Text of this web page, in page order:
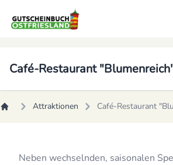
Café-Restaurant
Attraktionen Café-Restaurant
Neben wechselnden, saisonalen